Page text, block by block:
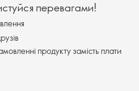
перевагами!
продукту замість плати